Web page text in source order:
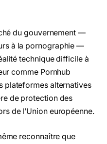
du gouvernement —
à la pornographie —
technique difficile à
comme Pornhub
plateformes alternatives
de protection des
de l’Union européenne.
reconnaître que